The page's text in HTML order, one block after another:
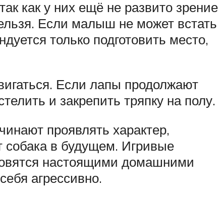
как у них ещё не развито зрение
Если малыш не может встать
только подготовить место,
Если лапы продолжают
и закрепить тряпку на полу.
проявлять характер,
собака в будущем. Игривые
настоящими домашними
агрессивно.